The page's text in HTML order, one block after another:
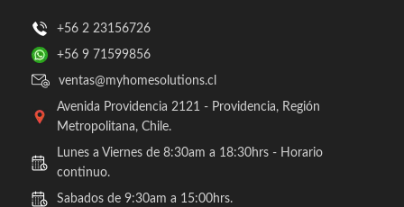
+56 2 23156726
+56 9 71599856
ventas@myhomesolutions.cl
Avenida Providencia 2121 - Providencia, Región
Metropolitana, Chile.
Lunes a Viernes de 8:30am a 18:30hrs - Horario
continuo.
Sabados de 9:30am a 15:00hrs.